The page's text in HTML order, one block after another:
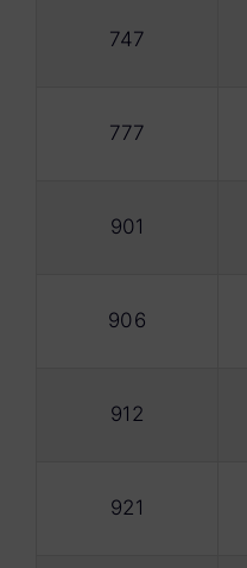
747
777
901
906
912
921